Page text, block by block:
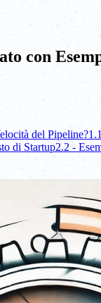
con
del Pipeline?
di Startup2.2 -